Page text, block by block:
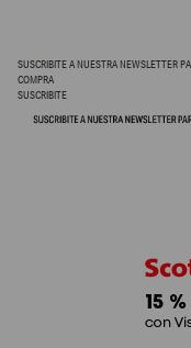
SUSCRIBITE A NUESTRA NEWSLETTER
COMPRA
SUSCRIBITE